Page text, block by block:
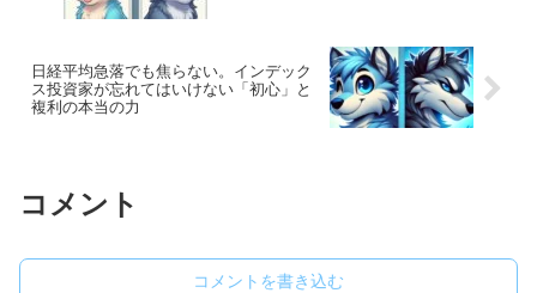
日経平均急落でも焦らない。インデック
ス投資家が忘れてはいけない「初心」と
複利の本当の力
コメント
コメントを書き込む